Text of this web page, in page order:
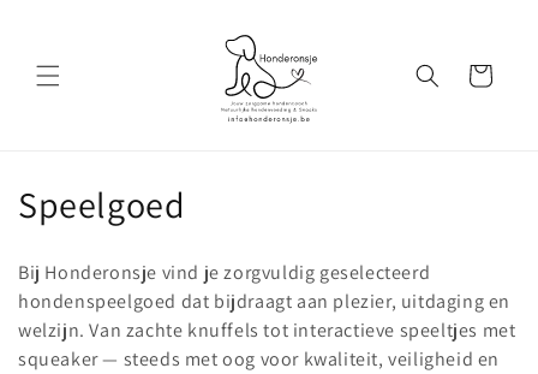
Winkelwagen
C
l
l
Speelgoed
Bij Honderonsje vind je zorgvuldig geselecteerd
hondenspeelgoed dat bijdraagt aan plezier, uitdaging en
welzijn. Van zachte knuffels tot interactieve speeltjes met
squeaker — steeds met oog voor kwaliteit, veiligheid en